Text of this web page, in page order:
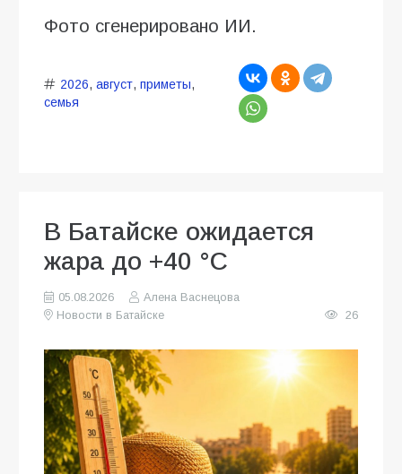
Фото сгенерировано ИИ.
2026, август, приметы,
семья
В Батайске ожидается
жара до +40 °C
05.08.2026
Алена Васнецова
Новости в Батайске
26